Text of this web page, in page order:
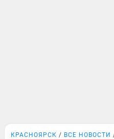
КРАСНОЯРСК ВСЕ НОВОСТИ